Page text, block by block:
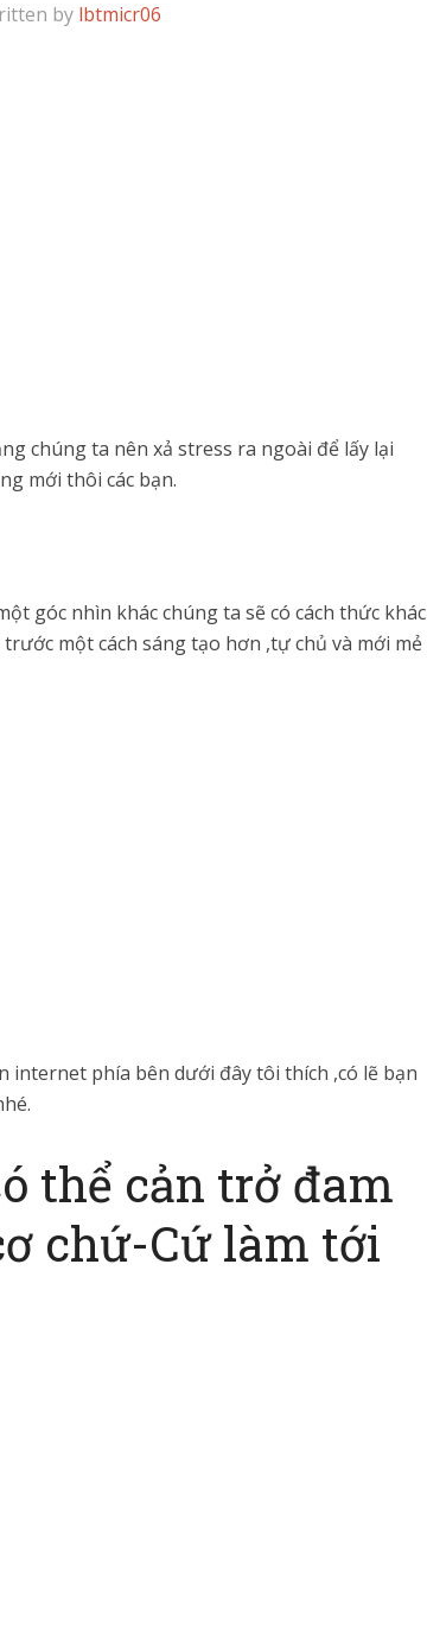
by lbtmicr06
chúng ta nên xả stress ra ngoài để lấy lại
mới thôi các bạn.
góc nhìn khác chúng ta sẽ có cách thức khác
một cách sáng tạo hơn ,tự chủ và mới mẻ
internet phía bên dưới đây tôi thích ,có lẽ bạn
thể cản trở đam
chứ-Cứ làm tới